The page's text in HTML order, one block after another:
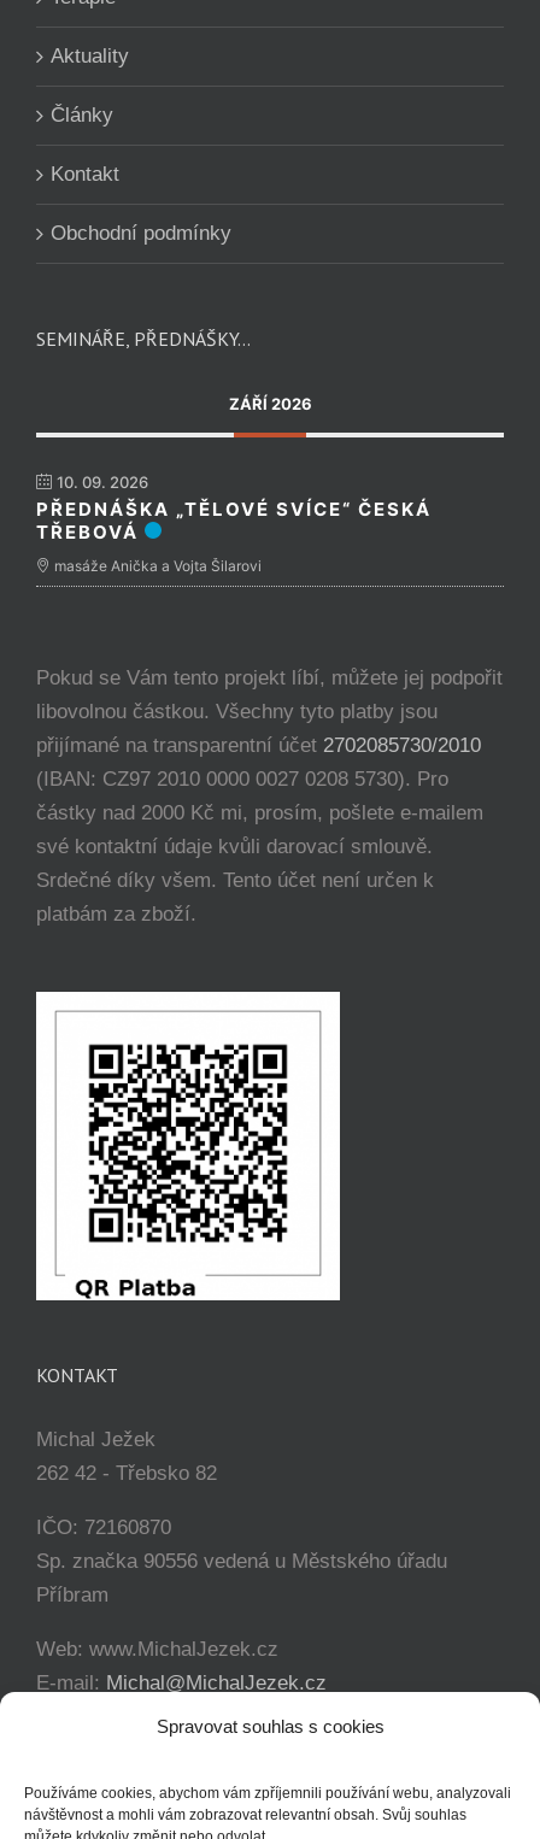
Spravovat souhlas s cookies
Používáme cookies, abychom vám zpříjemnili používání webu, analyzovali
návštěvnost a mohli vám zobrazovat relevantní obsah. Svůj souhlas
Aktuality
Články
Kontakt
Obchodní podmínky
SEMINÁŘE, PŘEDNÁŠKY…
ZÁŘÍ 2026
10. 09. 2026
PŘEDNÁŠKA „TĚLOVÉ SVÍCE“ ČESKÁ
TŘEBOVÁ
masáže Anička a Vojta Šilarovi
Pokud se Vám tento projekt líbí, můžete jej podpořit
libovolnou částkou. Všechny tyto platby jsou
přijímané na transparentní účet 2702085730/2010
(IBAN: CZ97 2010 0000 0027 0208 5730). Pro
částky nad 2000 Kč mi, prosím, pošlete e-mailem
své kontaktní údaje kvůli darovací smlouvě.
Srdečné díky všem. Tento účet není určen k
platbám za zboží.
KONTAKT
Michal Ježek
262 42 - Třebsko 82
IČO: 72160870
Sp. značka 90556 vedená u Městského úřadu
Příbram
Web: www.MichalJezek.cz
E-mail: Michal@MichalJezek.cz
+420 777 346 649